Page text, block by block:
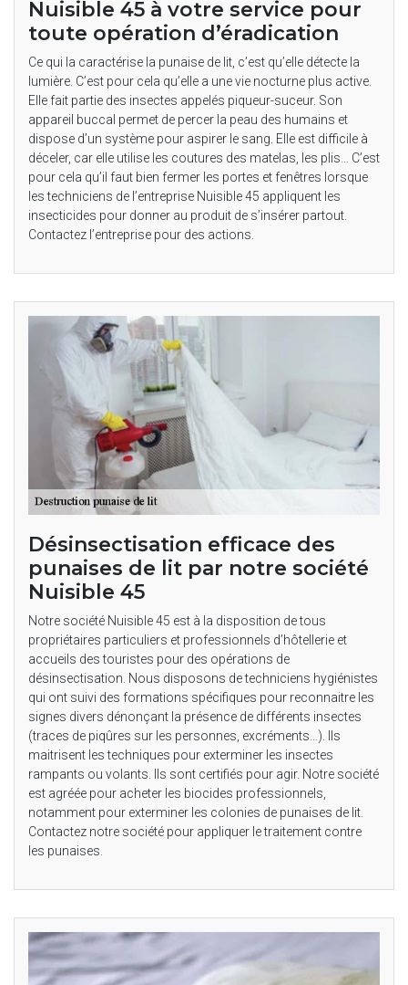
Nuisible 45 à votre service pour
toute opération d’éradication
Ce qui la caractérise la punaise de lit, c’est qu’elle détecte la
lumière. C’est pour cela qu’elle a une vie nocturne plus active.
Elle fait partie des insectes appelés piqueur-suceur. Son
appareil buccal permet de percer la peau des humains et
dispose d’un système pour aspirer le sang. Elle est difficile à
déceler, car elle utilise les coutures des matelas, les plis… C’est
pour cela qu’il faut bien fermer les portes et fenêtres lorsque
les techniciens de l’entreprise Nuisible 45 appliquent les
insecticides pour donner au produit de s’insérer partout.
Contactez l’entreprise pour des actions.
Désinsectisation efficace des
punaises de lit par notre société
Nuisible 45
Notre société Nuisible 45 est à la disposition de tous
propriétaires particuliers et professionnels d’hôtellerie et
accueils des touristes pour des opérations de
désinsectisation. Nous disposons de techniciens hygiénistes
qui ont suivi des formations spécifiques pour reconnaitre les
signes divers dénonçant la présence de différents insectes
(traces de piqûres sur les personnes, excréments…). Ils
maitrisent les techniques pour exterminer les insectes
rampants ou volants. Ils sont certifiés pour agir. Notre société
est agréée pour acheter les biocides professionnels,
notamment pour exterminer les colonies de punaises de lit.
Contactez notre société pour appliquer le traitement contre
les punaises.